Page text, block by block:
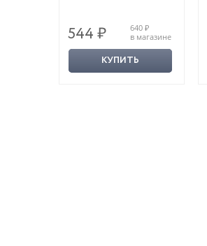
544 ₽
640 ₽
в магазине
КУПИТЬ